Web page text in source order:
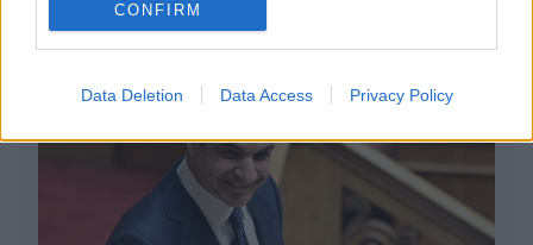
CONFIRM
Data Deletion Data Access Privacy Policy